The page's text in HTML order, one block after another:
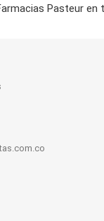
Pasteur en